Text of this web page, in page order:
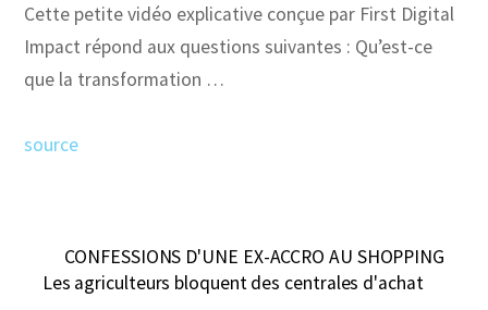
Cette petite vidéo explicative conçue par First Digital
Impact répond aux questions suivantes : Qu’est-ce
que la transformation …
source
CONFESSIONS D'UNE EX-ACCRO AU SHOPPING
Les agriculteurs bloquent des centrales d'achat